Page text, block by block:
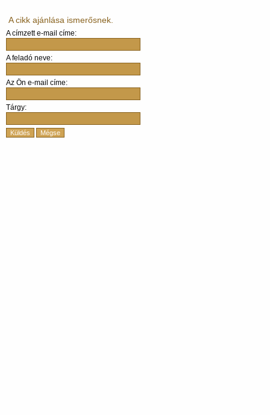
A cikk ajánlása ismerősnek.
A címzett e-mail címe:
A feladó neve:
Az Ön e-mail címe:
Tárgy:
Küldés Mégse